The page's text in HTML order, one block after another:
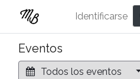
Identificarse
Eventos
Todos los eventos